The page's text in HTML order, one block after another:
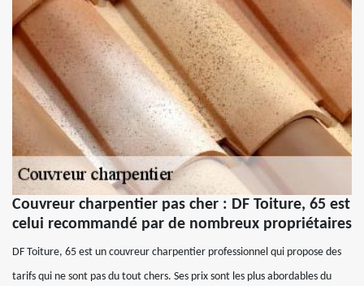
Couvreur charpentier pas cher : DF Toiture, 65 est
celui recommandé par de nombreux propriétaires
DF Toiture, 65 est un couvreur charpentier professionnel qui propose des
tarifs qui ne sont pas du tout chers. Ses prix sont les plus abordables du